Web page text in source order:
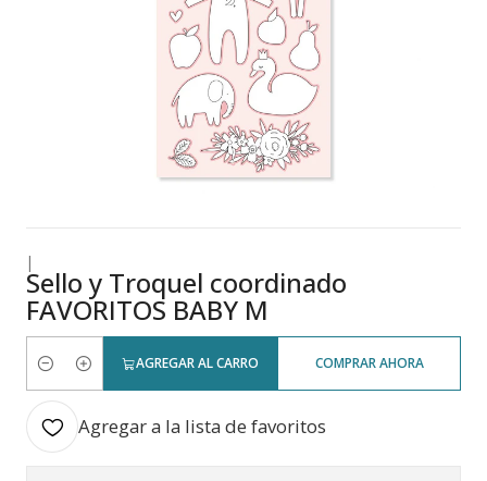
|
Sello y Troquel coordinado
FAVORITOS BABY M
Cantidad
AGREGAR AL CARRO COMPRAR AHORA
Agregar a la lista de favoritos